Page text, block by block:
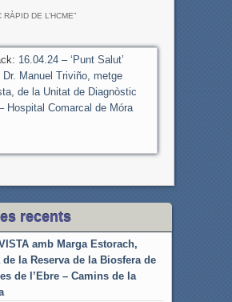
DE L’HCME”
16.04.24 – ‘Punt Salut’
Dr. Manuel Triviño, metge
de la Unitat de Diagnòstic
Hospital Comarcal de Móra
recents
amb Marga Estorach,
de la Reserva de la Biosfera de
de l’Ebre – Camins de la